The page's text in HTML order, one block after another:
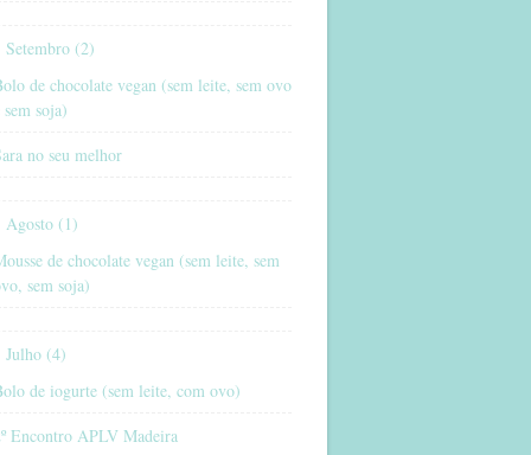
Setembro (2)
de chocolate vegan (sem leite, sem ovo
sem soja)
no seu melhor
Agosto (1)
de chocolate vegan (sem leite, sem
sem soja)
Julho (4)
de iogurte (sem leite, com ovo)
Encontro APLV Madeira